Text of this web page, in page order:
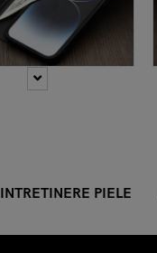
INTRETINERE PIELE